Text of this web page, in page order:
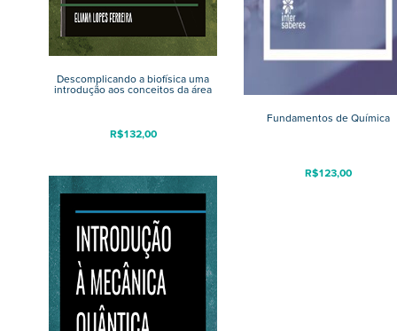
Fundamentos de Química
R$123,00
Descomplicando a biofísica uma
introdução aos conceitos da área
R$132,00